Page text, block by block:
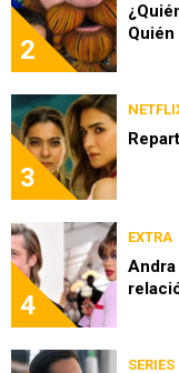
2
Quién
3
4
EXTRA
Andra
SERIES